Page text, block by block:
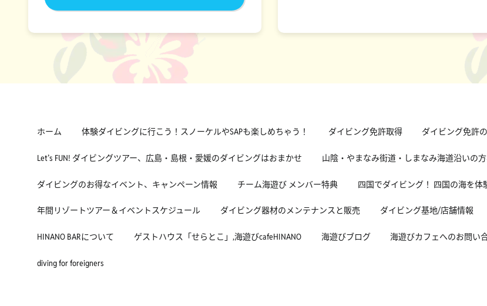
ホーム 体験ダイビングに行こう！スノーケルやSAPも楽しめちゃう！ ダイビング免許取得 ダイビング免許
Let’s FUN! ダイビングツアー、広島・島根・愛媛のダイビングはおまかせ 山陰・やまなみ街道・しまなみ海道沿いの
ダイビングのお得なイベント、キャンペーン情報 チーム海遊び メンバー特典 四国でダイビング！ 四国の海を体
年間リゾートツアー＆イベントスケジュール ダイビング器材のメンテナンスと販売 ダイビング基地/店舗情報
HINANO BARについて ゲストハウス「せらとこ」,海遊びcafeHINANO 海遊びブログ 海遊びカフェへのお問い
diving for foreigners